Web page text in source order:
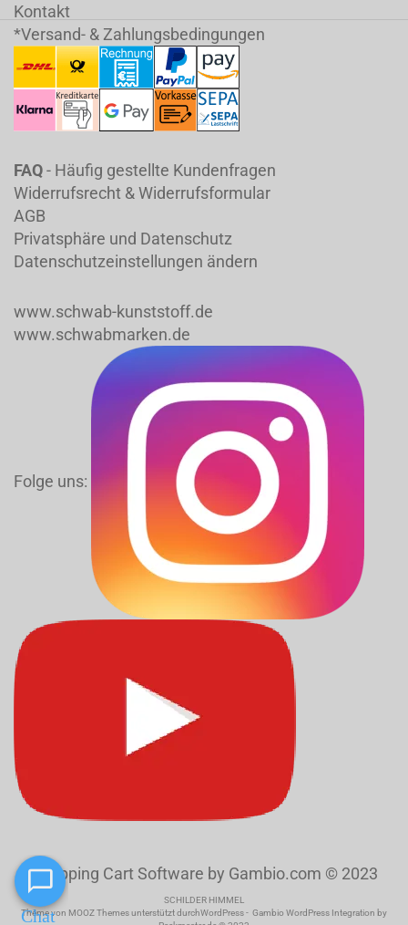
Kontakt
*Versand- & Zahlungsbedingungen
FAQ- Häufig gestellte Kundenfragen
Widerrufsrecht & Widerrufsformular
AGB
Privatsphäre und Datenschutz
Datenschutzeinstellungen ändern
www.schwab-kunststoff.de
www.schwabmarken.de
Folge uns:
Shopping Cart Software by Gambio.com © 2023
SCHILDER HIMMEL
Theme von MOOZ Themesunterstützt durchWordPress- Gambio WordPress Integration by